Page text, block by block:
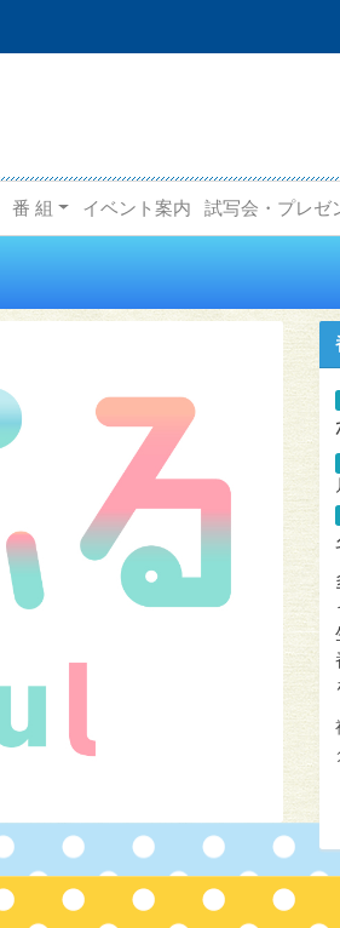
番 組 イベント案内 試写会・プレゼ